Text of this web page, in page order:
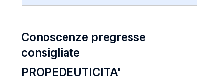
Conoscenze pregresse
consigliate
PROPEDEUTICITA'